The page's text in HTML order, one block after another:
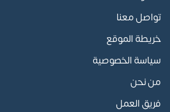
تواصل معنا
خريطة الموقع
سياسة الخصوصية
من نحن
فريق العمل